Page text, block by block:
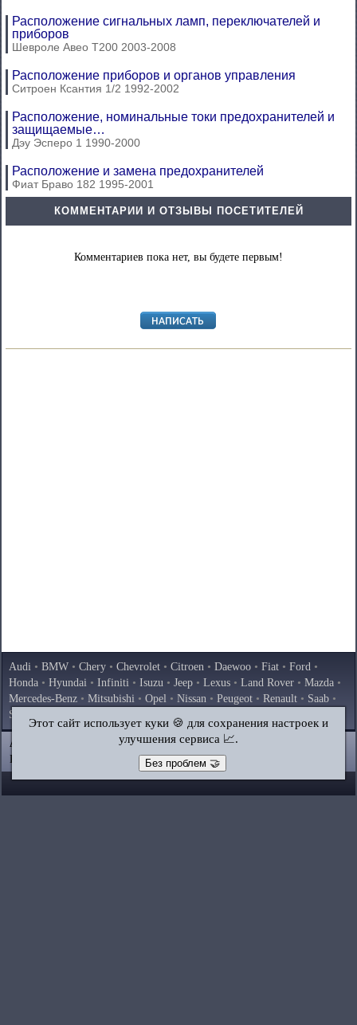
Расположение сигнальных ламп, переключателей и
приборов
Шевроле Авео Т200 2003-2008
Расположение приборов и органов управления
Ситроен Ксантия 1/2 1992-2002
Расположение, номинальные токи предохранителей и
защищаемые…
Дэу Эсперо 1 1990-2000
Расположение и замена предохранителей
Фиат Браво 182 1995-2001
КОММЕНТАРИИ И ОТЗЫВЫ ПОСЕТИТЕЛЕЙ
Комментариев пока нет, вы будете первым!
Audi • BMW • Chery • Chevrolet • Citroen • Daewoo • Fiat • Ford •
Honda • Hyundai • Infiniti • Isuzu • Jeep • Lexus • Land Rover • Mazda •
Mercedes-Benz • Mitsubishi • Opel • Nissan • Peugeot • Renault • Saab •
Skoda
Volkswagen
AutoInstruction.ru © 2020–2026|Полная версия
Карта сайта
Контакты|Поиск по сайту
Этот сайт использует куки 🍪 для сохранения настроек и
улучшения сервиса 📈.
Без проблем 🤝